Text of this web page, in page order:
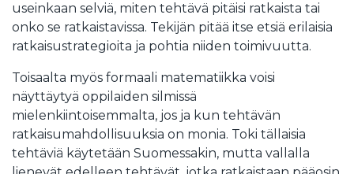
useinkaan selviä, miten tehtävä pitäisi ratkaista tai
onko se ratkaistavissa. Tekijän pitää itse etsiä erilaisia
ratkaisustrategioita ja pohtia niiden toimivuutta.
Toisaalta myös formaali matematiikka voisi
näyttäytyä oppilaiden silmissä
mielenkiintoisemmalta, jos ja kun tehtävän
ratkaisumahdollisuuksia on monia. Toki tällaisia
tehtäviä käytetään Suomessakin, mutta vallalla